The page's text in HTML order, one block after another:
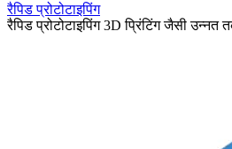
रैपिड प्रोटोटाइपिंग
रैपिड प्रोटोटाइपिंग 3D प्रिंटिंग जैसी